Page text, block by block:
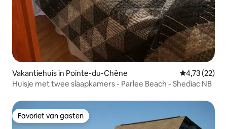
Vakantiehuis in Pointe-du-Chêne Gemiddelde
4,73 (22)
Huisje met twee slaapkamers - Parlee Beach - Shediac NB
Favoriet van gasten
Favoriet van gasten